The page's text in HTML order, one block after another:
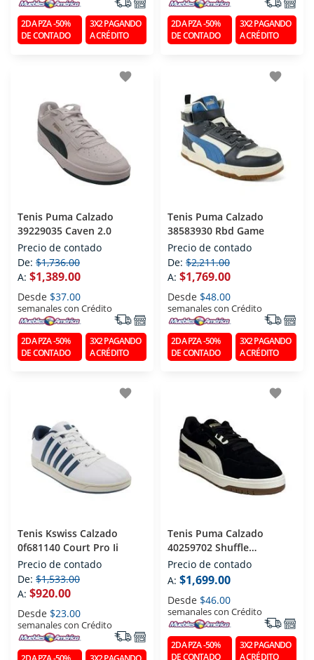
2DA PZA -50%
DE CONTADO
3X2 PAGANDO
A CRÉDITO
2DA PZA -50%
DE CONTADO
3X2 PAGANDO
A CRÉDITO
favorite
Tenis Puma Calzado
39229035 Caven 2.0
Precio de contado
De: $1,736.00
A: $1,389.00
Desde $37.00
semanales con Crédito
2DA PZA -50%
DE CONTADO
3X2 PAGANDO
A CRÉDITO
favorite
Tenis Puma Calzado
38583930 Rbd Game
Precio de contado
De: $2,211.00
A: $1,769.00
Desde $48.00
semanales con Crédito
2DA PZA -50%
DE CONTADO
3X2 PAGANDO
A CRÉDITO
favorite
Tenis Kswiss Calzado
0f681140 Court Pro Ii
Precio de contado
De: $1,533.00
A: $920.00
Desde $23.00
semanales con Crédito
favorite
Tenis Puma Calzado
40259702 Shuffle
Downtown Sd
Precio de contado
A: $1,699.00
Desde $46.00
semanales con Crédito
2DA PZA -50%
DE CONTADO
3X2 PAGANDO
A CRÉDITO